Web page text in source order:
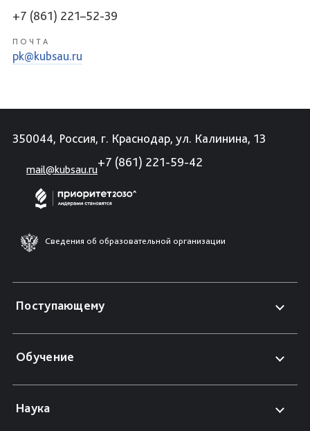
+7 (861) 221–52-39
ПОЧТА
pk@kubsau.ru
350044, Россия, г. Краснодар, ул. Калинина, 13
mail@kubsau.ru
+7 (861) 221-59-42
Сведения об образовательной организации
Поступающему
Обучение
Наука